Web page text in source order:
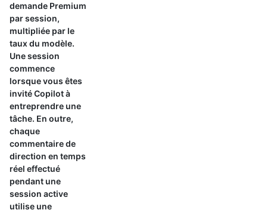
demande Premium
par session,
multipliée par le
taux du modèle.
Une session
commence
lorsque vous êtes
invité Copilot à
entreprendre une
tâche. En outre,
chaque
commentaire de
direction en temps
réel effectué
pendant une
session active
utilise une